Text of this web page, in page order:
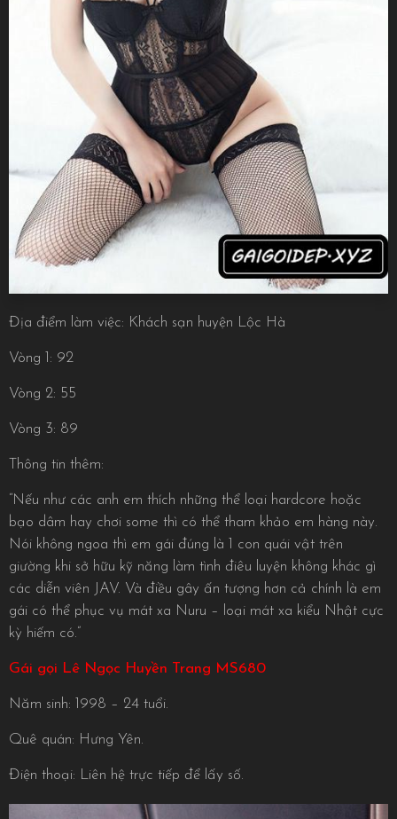
Địa điểm làm việc: Khách sạn huyện Lộc Hà
Vòng 1: 92
Vòng 2: 55
Vòng 3: 89
Thông tin thêm:
“Nếu như các anh em thích những thể loại hardcore hoặc
bạo dâm hay chơi some thì có thể tham khảo em hàng này.
Nói không ngoa thì em gái đúng là 1 con quái vật trên
giường khi sở hữu kỹ năng làm tình điêu luyện không khác gì
các diễn viên JAV. Và điều gây ấn tượng hơn cả chính là em
gái có thể phục vụ mát xa Nuru – loại mát xa kiểu Nhật cực
kỳ hiếm có.”
Gái gọi Lê Ngọc Huyền Trang MS680
Năm sinh: 1998 – 24 tuổi.
Quê quán: Hưng Yên.
Điện thoại: Liên hệ trực tiếp để lấy số.